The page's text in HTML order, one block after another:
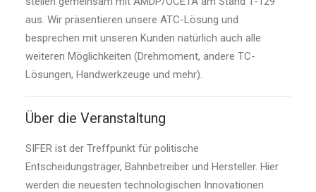
aus. Wir präsentieren unsere ATC-Lösung und
besprechen mit unseren Kunden natürlich auch alle
weiteren Möglichkeiten (Drehmoment, andere TC-
Lösungen, Handwerkzeuge und mehr).
Über die Veranstaltung
SIFER ist der Treffpunkt für politische
Entscheidungsträger, Bahnbetreiber und Hersteller. Hier
werden die neuesten technologischen Innovationen